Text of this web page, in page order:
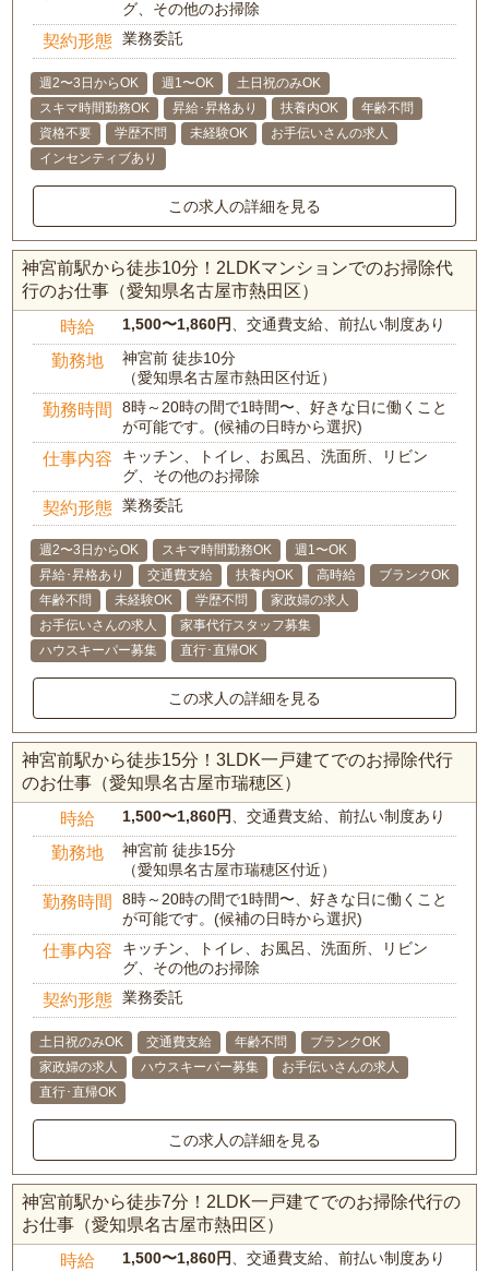
グ、その他のお掃除
契約形態 業務委託
週2〜3日からOK 週1〜OK
土日祝のみOK
スキマ時間勤務OK
昇給･昇格あり 扶養内OK
年齢不問
資格不要
学歴不問 未経験OK
お手伝いさんの求人
インセンティブあり
この求人の詳細を見る
神宮前駅から徒歩10分！2LDKマンションでのお掃除代
行のお仕事（愛知県名古屋市熱田区）
時給 1,500〜1,860円 、交通費支給、前払い制度あり
勤務地
神宮前 徒歩10分
（愛知県名古屋市熱田区付近）
勤務時間
8時～20時の間で1時間〜、好きな日に働くこと
が可能です。(候補の日時から選択)
仕事内容
キッチン、トイレ、お風呂、洗面所、リビン
グ、その他のお掃除
契約形態 業務委託
週2〜3日からOK スキマ時間勤務OK
週1〜OK
昇給･昇格あり
交通費支給 扶養内OK 高時給
ブランクOK
年齢不問
未経験OK 学歴不問
家政婦の求人
お手伝いさんの求人
家事代行スタッフ募集
ハウスキーパー募集
直行･直帰OK
この求人の詳細を見る
神宮前駅から徒歩15分！3LDK一戸建てでのお掃除代行
のお仕事（愛知県名古屋市瑞穂区）
時給 1,500〜1,860円 、交通費支給、前払い制度あり
勤務地
神宮前 徒歩15分
（愛知県名古屋市瑞穂区付近）
勤務時間
8時～20時の間で1時間〜、好きな日に働くこと
が可能です。(候補の日時から選択)
仕事内容
キッチン、トイレ、お風呂、洗面所、リビン
グ、その他のお掃除
契約形態 業務委託
土日祝のみOK 交通費支給 年齢不問
ブランクOK
家政婦の求人
ハウスキーパー募集
お手伝いさんの求人
直行･直帰OK
この求人の詳細を見る
神宮前駅から徒歩7分！2LDK一戸建てでのお掃除代行の
お仕事（愛知県名古屋市熱田区）
時給 1,500〜1,860円 、交通費支給、前払い制度あり